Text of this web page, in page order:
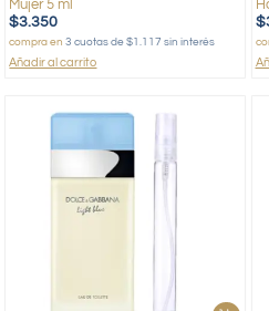
Mujer 5 ml
$3.350
compra en3 cuotas de $1.117 sin interés
Añadir al carrito
$